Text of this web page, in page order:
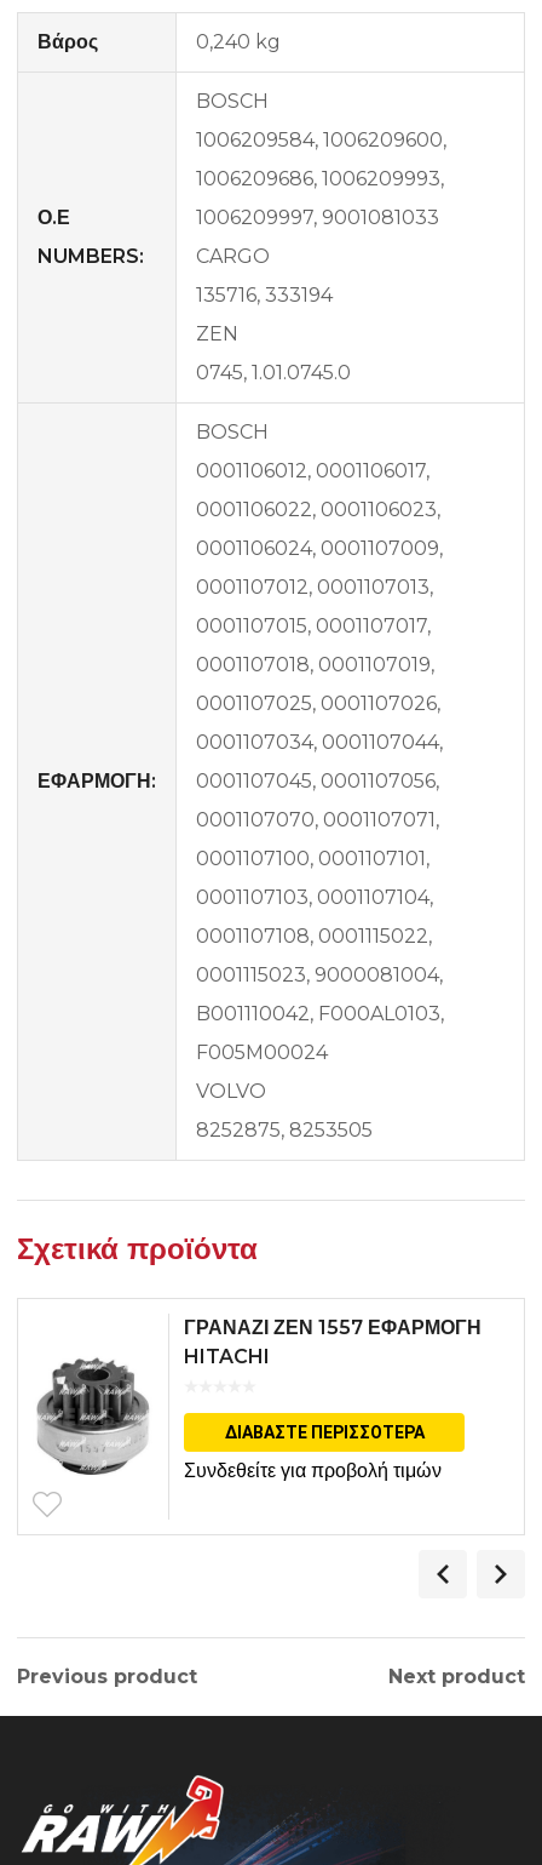
Βάρος 0,240 kg
Ο.Ε
NUMBERS:
BOSCH
1006209584, 1006209600,
1006209686, 1006209993,
1006209997, 9001081033
CARGO
135716, 333194
ZEN
0745, 1.01.0745.0
ΕΦΑΡΜΟΓΗ:
BOSCH
0001106012, 0001106017,
0001106022, 0001106023,
0001106024, 0001107009,
0001107012, 0001107013,
0001107015, 0001107017,
0001107018, 0001107019,
0001107025, 0001107026,
0001107034, 0001107044,
0001107045, 0001107056,
0001107070, 0001107071,
0001107100, 0001107101,
0001107103, 0001107104,
0001107108, 0001115022,
0001115023, 9000081004,
B001110042, F000AL0103,
F005M00024
VOLVO
8252875, 8253505
Σχετικά προϊόντα
ΓΡΑΝΑΖΙ ΖΕΝ 1557 ΕΦΑΡΜΟΓΗ
HITACHI
ΔΙΑΒΆΣΤΕ ΠΕΡΙΣΣΌΤΕΡΑ
Συνδεθείτε για προβολή τιμών
Previous product Next product